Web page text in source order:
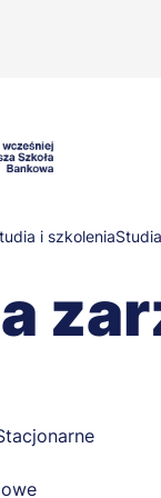
i szkolenia